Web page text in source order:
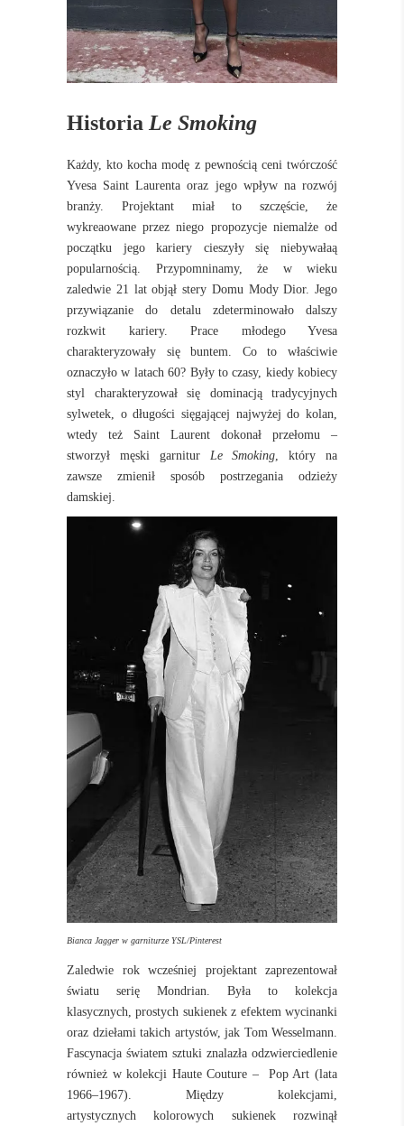
Historia Le Smoking
Każdy, kto kocha modę z pewnością ceni twórczość
Yvesa Saint Laurenta oraz jego wpływ na rozwój
branży. Projektant miał to szczęście, że
wykreaowane przez niego propozycje niemalże od
początku jego kariery cieszyły się niebywałaą
popularnością. Przypomninamy, że w wieku
zaledwie 21 lat objął stery Domu Mody Dior. Jego
przywiązanie do detalu zdeterminowało dalszy
rozkwit kariery. Prace młodego Yvesa
charakteryzowały się buntem. Co to właściwie
oznaczyło w latach 60? Były to czasy, kiedy kobiecy
styl charakteryzował się dominacją tradycyjnych
sylwetek, o długości sięgającej najwyżej do kolan,
wtedy też Saint Laurent dokonał przełomu –
stworzył męski garnitur Le Smoking , który na
zawsze zmienił sposób postrzegania odzieży
damskiej.
Bianca Jagger w garniturze YSL/Pinterest
Zaledwie rok wcześniej projektant zaprezentował
światu serię Mondrian. Była to kolekcja
klasycznych, prostych sukienek z efektem wycinanki
oraz dziełami takich artystów, jak Tom Wesselmann.
Fascynacja światem sztuki znalazła odzwierciedlenie
również w kolekcji Haute Couture – Pop Art (lata
1966–1967). Między kolekcjami,
artystycznych kolorowych sukienek rozwinął